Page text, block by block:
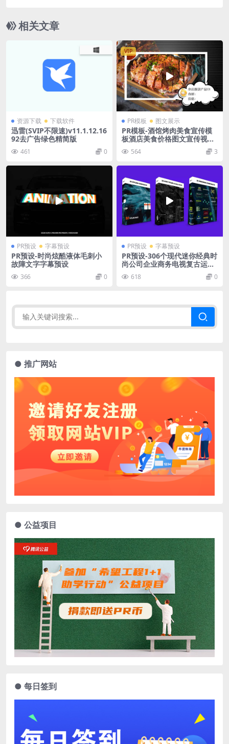
相关文章
资源下载 下载软件
迅雷(SVIP不限速)v11.1.12.16
92去广告绿色精简版
461 0
VIP
PR模板 图文展示
PR模板-酒馆烤肉美食宣传模
板酒店美食价格图文宣传视频
模板564 3
PR预设 字幕预设
PR预设-时尚炫酷液体毛刺小
故障文字字幕预设
366 0
PR预设 字幕预设
PR预设-306个现代迷你经典时
尚公司企业商务电视复古运动
科技文字标题动画 9 in 1 Title
s Pack Bundle
618 0
● 推广网站
● 公益项目
● 每日签到